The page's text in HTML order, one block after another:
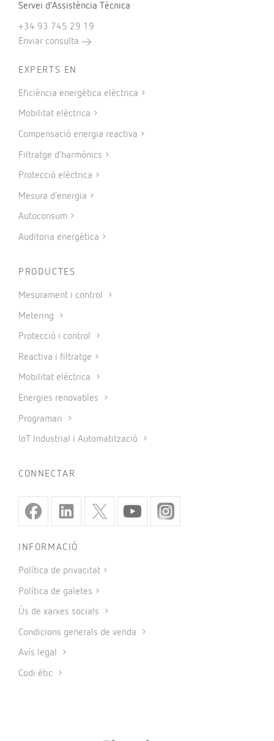
Servei d’Assistència Tècnica
+34 93 745 29 19
Enviar consulta
EXPERTS EN
Eficiència energètica elèctrica
Mobilitat elèctrica
Compensació energia reactiva
Filtratge d’harmònics
Protecció elèctrica
Mesura d’energia
Autoconsum
Auditoria energètica
PRODUCTES
Mesurament i control
Metering
Protecció i control
Reactiva i filtratge
Mobilitat elèctrica
Energies renovables
Programari
IoT Industrial i Automatització
CONNECTAR
INFORMACIÓ
Política de privacitat
Política de galetes
Ús de xarxes socials
Condicions generals de venda
Avís legal
Codi ètic